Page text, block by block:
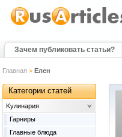
Зачем публиковать статьи?
Главная > Елен
Категории статей
Kулинария
Гарниры
Главные блюда